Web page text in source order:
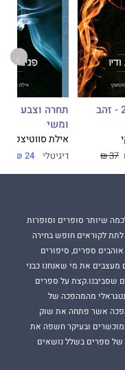
תחרה וצבע 2 - זהב
37 ₪
ומשי
אילת סווטיצקי
דיגיטלי 24 ₪
שיותר סופרים וסופרות
לקוראים חופש בחירה
ספרים, סיפורים
מעצבים את מי שאנחנו כבני
שסביבנו.קצת על ספרים
מהמהפכה של
אשר פתחה את שוק
ובעיקר חשפה את
של ספרים בשלל נושאים